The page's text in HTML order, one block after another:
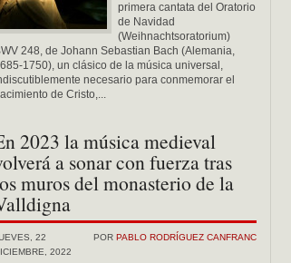
primera cantata del Oratorio
de Navidad
(Weihnachtsoratorium)
248, de Johann Sebastian Bach (Alemania,
1750), un clásico de la música universal,
necesario para conmemorar el
de Cristo,...
2023 la música medieval
a sonar con fuerza tras
muros del monasterio de la
POR PABLO RODRÍGUEZ CANFRANC
22
2022